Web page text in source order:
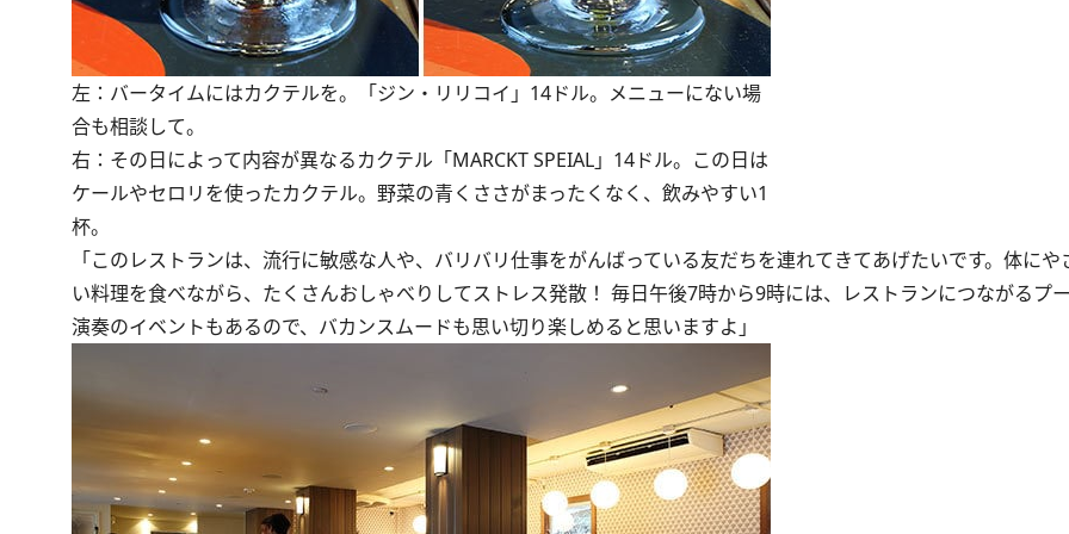
左：バータイムにはカクテルを。「ジン・リリコイ」14ドル。メニューにない場
合も相談して。
右：その日によって内容が異なるカクテル「MARCKT SPEIAL」14ドル。この日は
ケールやセロリを使ったカクテル。野菜の青くささがまったくなく、飲みやすい1
杯。
「このレストランは、流行に敏感な人や、バリバリ仕事をがんばっている友だちを連れてきてあげたいです。体にや
い料理を食べながら、たくさんおしゃべりしてストレス発散！ 毎日午後7時から9時には、レストランにつながるプ
演奏のイベントもあるので、バカンスムードも思い切り楽しめると思いますよ」